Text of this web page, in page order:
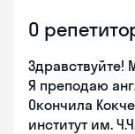
О
Здравствуйте!
Я преподаю
Окончила
институт им.